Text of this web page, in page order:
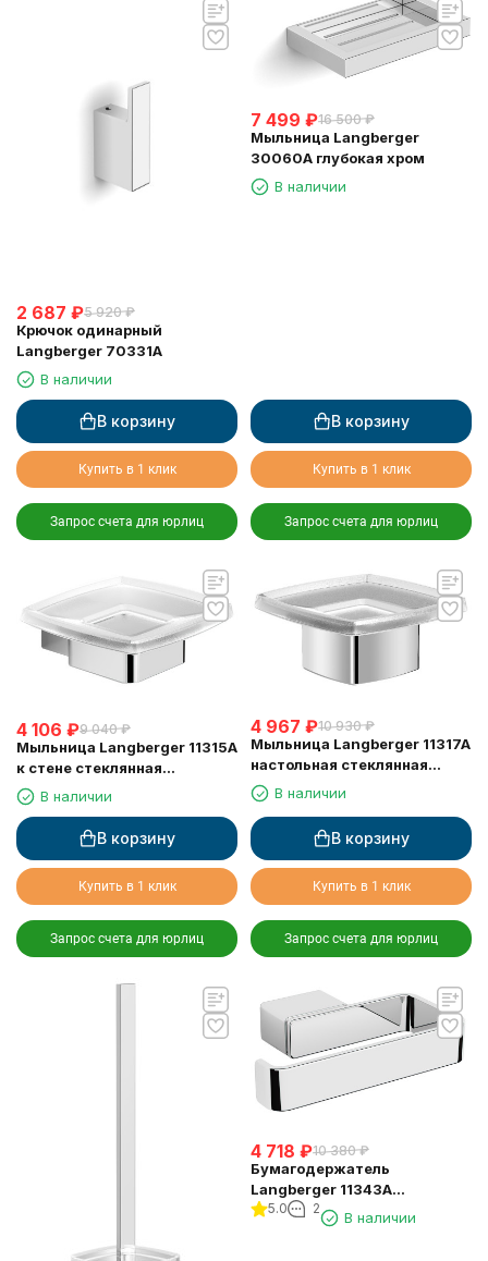
2 687 ₽5 920 ₽
Крючок одинарный
Langberger 70331A
В наличии
В корзину
Купить в 1 клик
Запрос счета для юрлиц
7 499 ₽16 500 ₽
Мыльница Langberger
30060A глубокая хром
В наличии
В корзину
Купить в 1 клик
Запрос счета для юрлиц
4 106 ₽9 040 ₽
Мыльница Langberger 11315A
к стене стеклянная
квадратная
В наличии
В корзину
Купить в 1 клик
Запрос счета для юрлиц
4 967 ₽10 930 ₽
Мыльница Langberger 11317A
настольная стеклянная
квадратная
В наличии
В корзину
Купить в 1 клик
Запрос счета для юрлиц
4 718 ₽10 380 ₽
Бумагодержатель
Langberger 11343A
туалетной бумаги без
крышки квадратный
5.0 2
В наличии